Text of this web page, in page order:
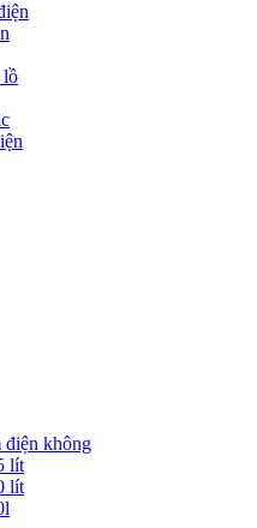
lồ
điện không
lít
lít